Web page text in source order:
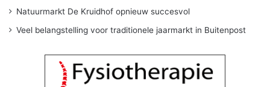
Natuurmarkt De Kruidhof opnieuw succesvol
Veel belangstelling voor traditionele jaarmarkt in Buitenpost